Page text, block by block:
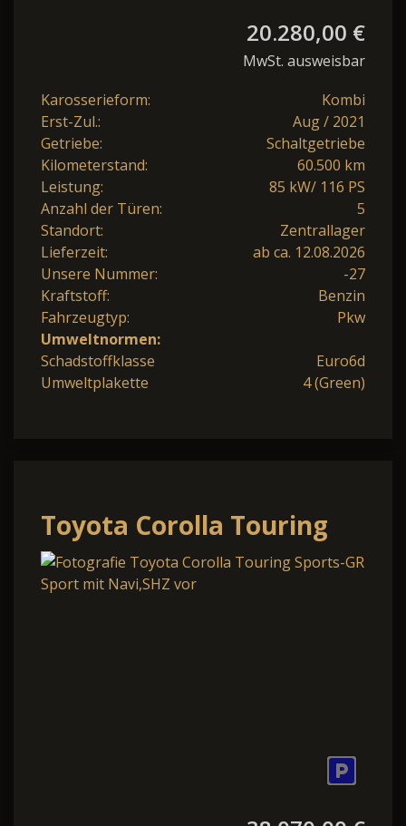
20.280,00 €
MwSt. ausweisbar
Karosserieform:
Kombi
Erst-Zul.:
Aug / 2021
Getriebe:
Schaltgetriebe
Kilometerstand:
60.500 km
Leistung:
85 kW/ 116 PS
Anzahl der Türen:
5
Standort:
Zentrallager
Lieferzeit:
ab ca. 12.08.2026
Unsere Nummer:
-27
Kraftstoff:
Benzin
Fahrzeugtyp:
Pkw
Umweltnormen:
Schadstoffklasse
Euro6d
Umweltplakette
4 (Green)
Toyota Corolla Touring
Sports-GR Sport mit
Navi,SHZ vor